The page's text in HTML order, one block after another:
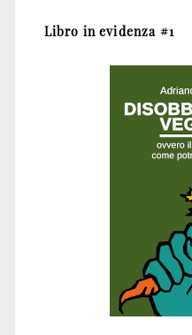
Libro in evidenza #1